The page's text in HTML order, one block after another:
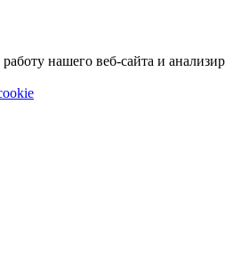
нашего веб-сайта и